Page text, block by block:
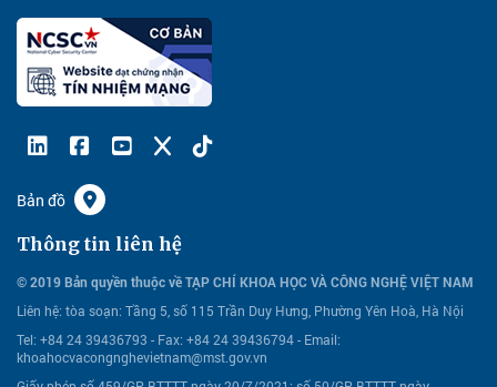
Bản đồ
Thông tin liên hệ
© 2019 Bản quyền thuộc về TẠP CHÍ KHOA HỌC VÀ CÔNG NGHỆ VIỆT NAM
Liên hệ: tòa soạn: Tầng 5, số 115 Trần Duy Hưng, Phường Yên Hoà, Hà Nội
Tel: +84 24 39436793 - Fax: +84 24 39436794 - Email:
khoahocvacongnghevietnam@mst.gov.vn